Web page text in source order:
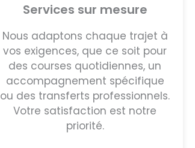
Services sur mesure
Nous adaptons chaque trajet à
vos exigences, que ce soit pour
des courses quotidiennes, un
accompagnement spécifique
ou des transferts professionnels.
Votre satisfaction est notre
priorité.